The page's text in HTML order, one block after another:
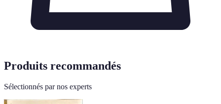
Produits recommandés
Sélectionnés par nos experts